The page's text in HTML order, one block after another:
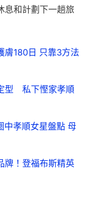
息和計劃下一趟旅
膚180日 只靠3方法
型 私下慳家孝順
中孝順女星盤點 母
牌！登福布斯精英